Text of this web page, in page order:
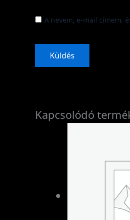
A nevem, e-mail címem,
Kapcsolódó